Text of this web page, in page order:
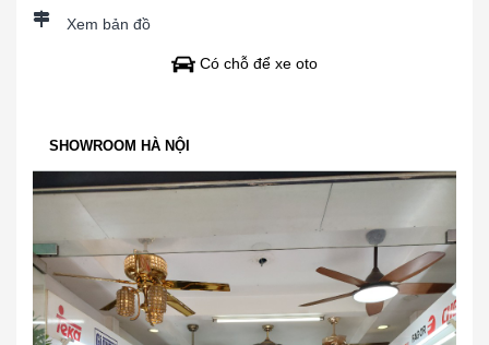
Xem bản đồ
Có chỗ để xe oto
SHOWROOM HÀ NỘI